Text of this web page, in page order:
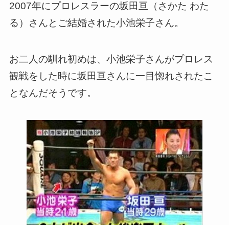
2007年にプロレスラーの坂田亘（さかた わた
る）さんとご結婚された小池栄子さん。
お二人の馴れ初めは、小池栄子さんがプロレス
観戦をした時に坂田亘さんに一目惚れされたこ
となんだそうです。